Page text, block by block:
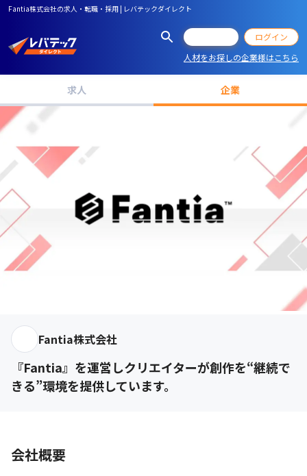
Fantia株式会社の求人・転職・採用 | レバテックダイレクト
ログイン
人材をお探しの企業様はこちら
求人 企業
Fantia株式会社
『Fantia』を運営しクリエイターが創作を“継続で
きる”環境を提供しています。
会社概要